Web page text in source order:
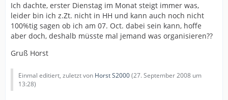
Ich dachte, erster Dienstag im Monat steigt immer was,
leider bin ich z.Zt. nicht in HH und kann auch noch nicht
100%tig sagen ob ich am 07. Oct. dabei sein kann, hoffe
aber doch, deshalb müsste mal jemand was organisieren??
Gruß Horst
Einmal editiert, zuletzt von Horst S2000(27. September 2008 um
13:28)